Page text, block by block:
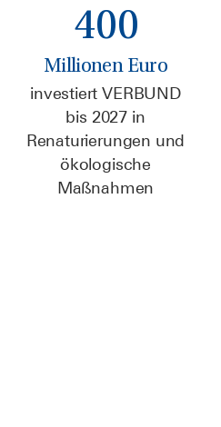
400
Millionen Euro
investiert VERBUND
bis 2027 in
Renaturierungen und
ökologische
Maßnahmen